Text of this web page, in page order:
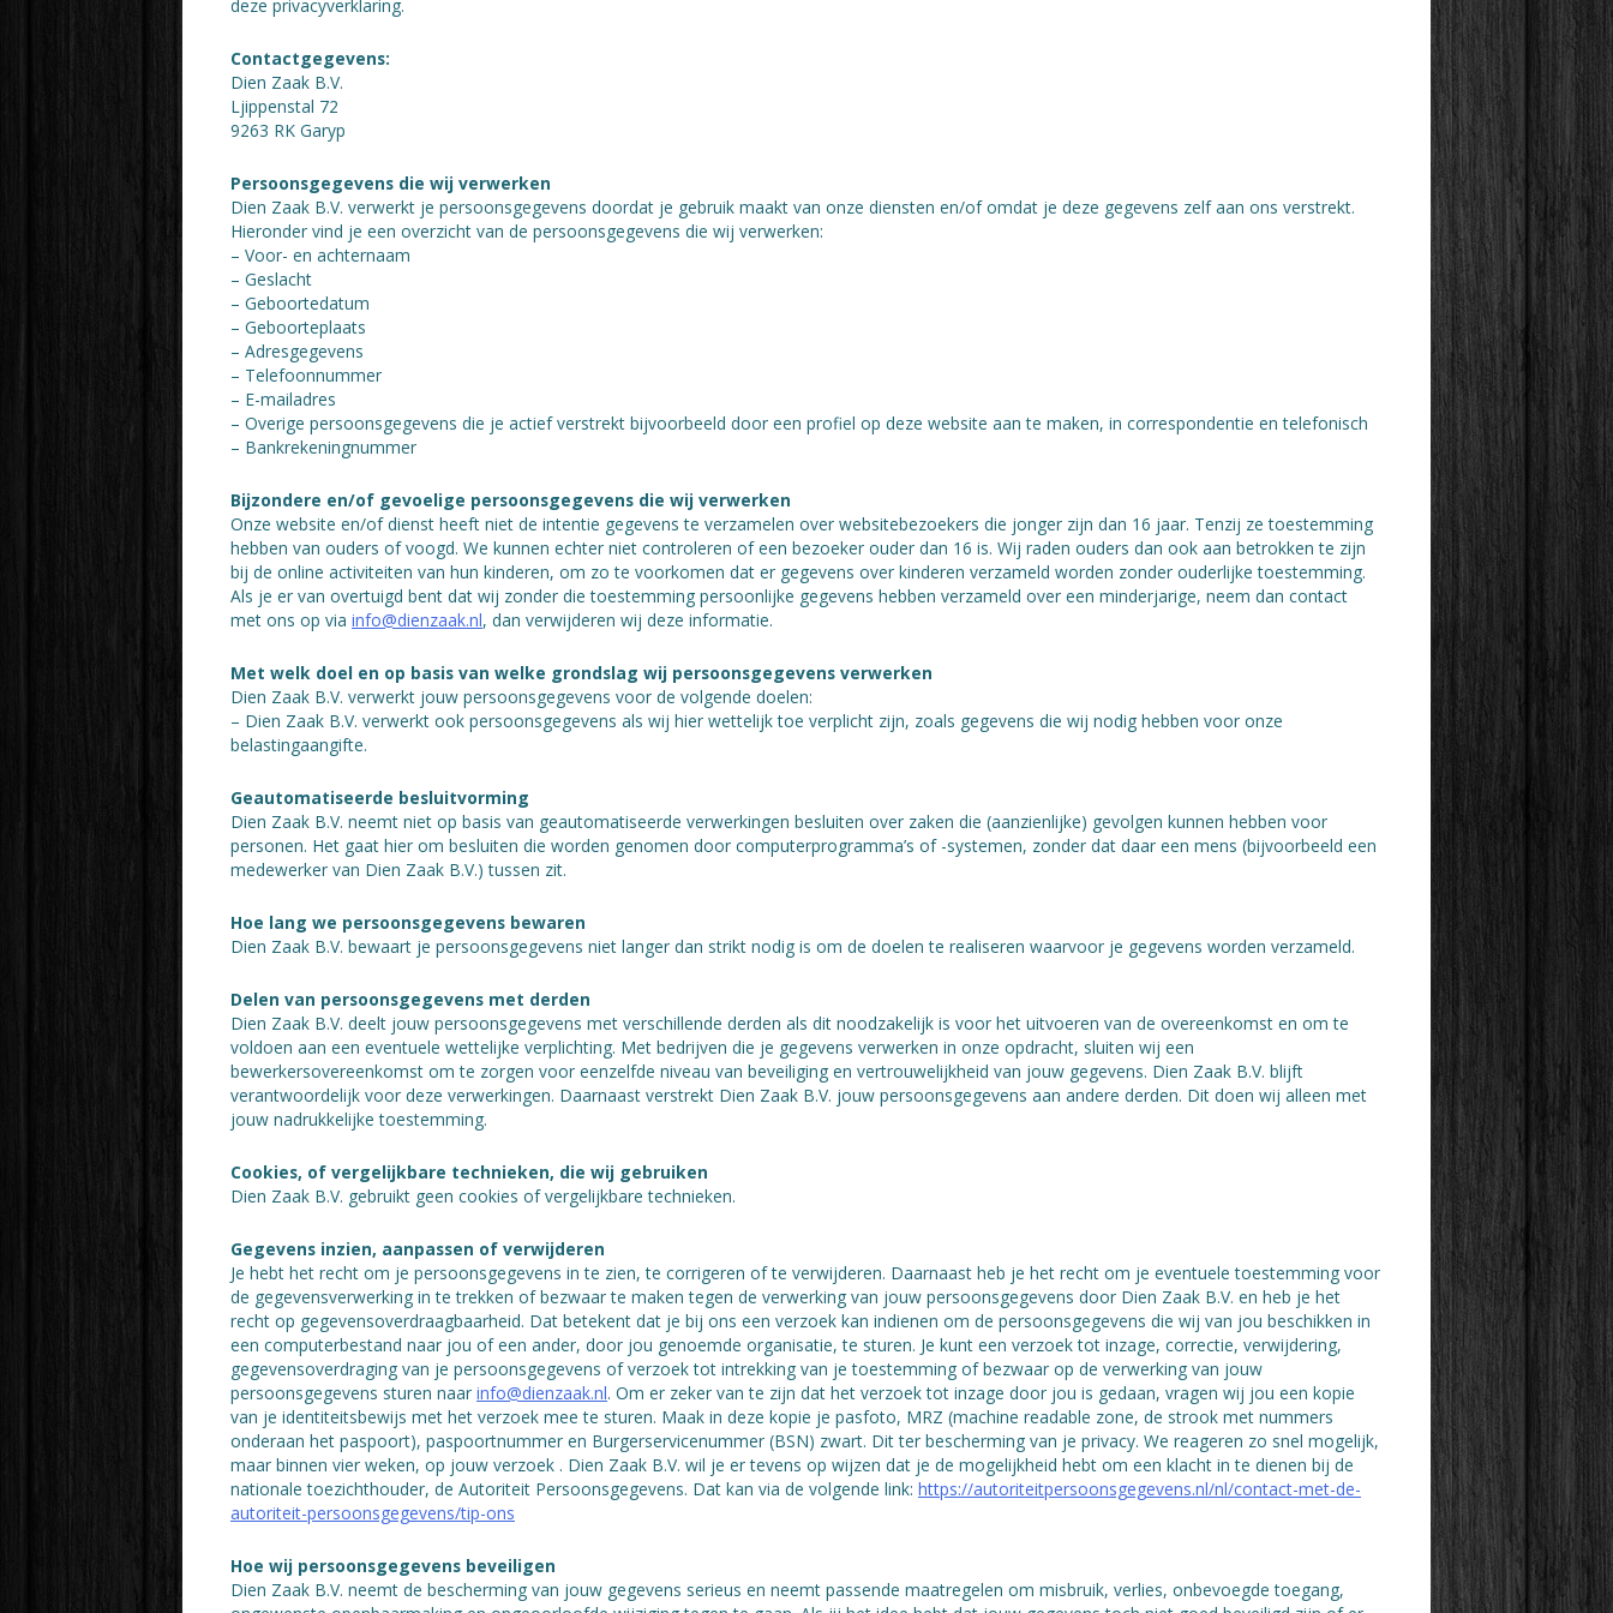
deze privacyverklaring.
Contactgegevens:
Dien Zaak B.V.
Ljippenstal 72
9263 RK Garyp
Persoonsgegevens die wij verwerken
Dien Zaak B.V. verwerkt je persoonsgegevens doordat je gebruik maakt van onze diensten en/of omdat je deze gegevens zelf aan ons verstrekt.
Hieronder vind je een overzicht van de persoonsgegevens die wij verwerken:
– Voor- en achternaam
– Geslacht
– Geboortedatum
– Geboorteplaats
– Adresgegevens
– Telefoonnummer
– E-mailadres
– Overige persoonsgegevens die je actief verstrekt bijvoorbeeld door een profiel op deze website aan te maken, in correspondentie en telefonisch
– Bankrekeningnummer
Bijzondere en/of gevoelige persoonsgegevens die wij verwerken
Onze website en/of dienst heeft niet de intentie gegevens te verzamelen over websitebezoekers die jonger zijn dan 16 jaar. Tenzij ze toestemming
hebben van ouders of voogd. We kunnen echter niet controleren of een bezoeker ouder dan 16 is. Wij raden ouders dan ook aan betrokken te zijn
bij de online activiteiten van hun kinderen, om zo te voorkomen dat er gegevens over kinderen verzameld worden zonder ouderlijke toestemming.
Als je er van overtuigd bent dat wij zonder die toestemming persoonlijke gegevens hebben verzameld over een minderjarige, neem dan contact
met ons op via info@dienzaak.nl, dan verwijderen wij deze informatie.
Met welk doel en op basis van welke grondslag wij persoonsgegevens verwerken
Dien Zaak B.V. verwerkt jouw persoonsgegevens voor de volgende doelen:
– Dien Zaak B.V. verwerkt ook persoonsgegevens als wij hier wettelijk toe verplicht zijn, zoals gegevens die wij nodig hebben voor onze
belastingaangifte.
Geautomatiseerde besluitvorming
Dien Zaak B.V. neemt niet op basis van geautomatiseerde verwerkingen besluiten over zaken die (aanzienlijke) gevolgen kunnen hebben voor
personen. Het gaat hier om besluiten die worden genomen door computerprogramma’s of -systemen, zonder dat daar een mens (bijvoorbeeld een
medewerker van Dien Zaak B.V.) tussen zit.
Hoe lang we persoonsgegevens bewaren
Dien Zaak B.V. bewaart je persoonsgegevens niet langer dan strikt nodig is om de doelen te realiseren waarvoor je gegevens worden verzameld.
Delen van persoonsgegevens met derden
Dien Zaak B.V. deelt jouw persoonsgegevens met verschillende derden als dit noodzakelijk is voor het uitvoeren van de overeenkomst en om te
voldoen aan een eventuele wettelijke verplichting. Met bedrijven die je gegevens verwerken in onze opdracht, sluiten wij een
bewerkersovereenkomst om te zorgen voor eenzelfde niveau van beveiliging en vertrouwelijkheid van jouw gegevens. Dien Zaak B.V. blijft
verantwoordelijk voor deze verwerkingen. Daarnaast verstrekt Dien Zaak B.V. jouw persoonsgegevens aan andere derden. Dit doen wij alleen met
jouw nadrukkelijke toestemming.
Cookies, of vergelijkbare technieken, die wij gebruiken
Dien Zaak B.V. gebruikt geen cookies of vergelijkbare technieken.
Gegevens inzien, aanpassen of verwijderen
Je hebt het recht om je persoonsgegevens in te zien, te corrigeren of te verwijderen. Daarnaast heb je het recht om je eventuele toestemming voor
de gegevensverwerking in te trekken of bezwaar te maken tegen de verwerking van jouw persoonsgegevens door Dien Zaak B.V. en heb je het
recht op gegevensoverdraagbaarheid. Dat betekent dat je bij ons een verzoek kan indienen om de persoonsgegevens die wij van jou beschikken in
een computerbestand naar jou of een ander, door jou genoemde organisatie, te sturen. Je kunt een verzoek tot inzage, correctie, verwijdering,
gegevensoverdraging van je persoonsgegevens of verzoek tot intrekking van je toestemming of bezwaar op de verwerking van jouw
persoonsgegevens sturen naar info@dienzaak.nl. Om er zeker van te zijn dat het verzoek tot inzage door jou is gedaan, vragen wij jou een kopie
van je identiteitsbewijs met het verzoek mee te sturen. Maak in deze kopie je pasfoto, MRZ (machine readable zone, de strook met nummers
onderaan het paspoort), paspoortnummer en Burgerservicenummer (BSN) zwart. Dit ter bescherming van je privacy. We reageren zo snel mogelijk,
maar binnen vier weken, op jouw verzoek . Dien Zaak B.V. wil je er tevens op wijzen dat je de mogelijkheid hebt om een klacht in te dienen bij de
nationale toezichthouder, de Autoriteit Persoonsgegevens. Dat kan via de volgende link: https://autoriteitpersoonsgegevens.nl/nl/contact-met-de-
autoriteit-persoonsgegevens/tip-ons
Hoe wij persoonsgegevens beveiligen
Dien Zaak B.V. neemt de bescherming van jouw gegevens serieus en neemt passende maatregelen om misbruik, verlies, onbevoegde toegang,